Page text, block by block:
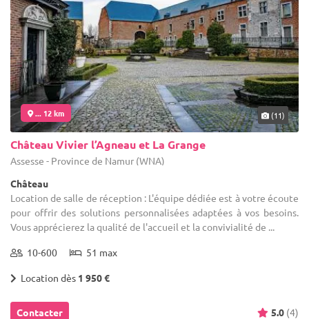
... 12 km (11)
Château Vivier l’Agneau et La Grange
Assesse - Province de Namur (WNA)
Château
Location de salle de réception : L'équipe dédiée est à votre écoute
pour offrir des solutions personnalisées adaptées à vos besoins.
Vous apprécierez la qualité de l'accueil et la convivialité de ...
10-600 51 max
Location dès 1 950 €
Contacter 5.0 (4)